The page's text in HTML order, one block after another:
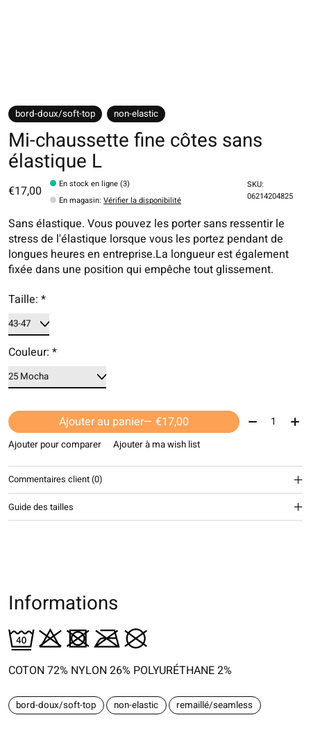
bord-doux/soft-top non-elastic
Mi-chaussette fine côtes sans
élastique L
€17,00
En stock en ligne (3)
En magasin:Vérifier la disponibilité
SKU:
06214204825
Sans élastique. Vous pouvez les porter sans ressentir le
stress de l'élastique lorsque vous les portez pendant de
longues heures en entreprise.La longueur est également
fixée dans une position qui empêche tout glissement.
Taille: *
Couleur: *
Ajouter au panier — €17,00 Quantité:
Ajouter pour comparer Ajouter à ma wish list
Commentaires client (0)
Guide des tailles
Informations
COTON 72% NYLON 26% POLYURÉTHANE 2%
bord-doux/soft-top non-elastic remaillé/seamless